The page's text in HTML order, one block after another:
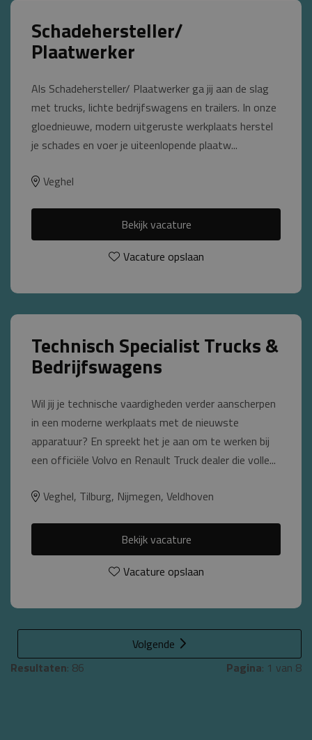
Schadehersteller/
Plaatwerker
Als Schadehersteller/ Plaatwerker ga jij aan de slag
met trucks, lichte bedrijfswagens en trailers. In onze
gloednieuwe, modern uitgeruste werkplaats herstel
je schades en voer je uiteenlopende plaatw...
Veghel
Bekijk vacature
Vacature opslaan
Technisch Specialist Trucks &
Bedrijfswagens
Wil jij je technische vaardigheden verder aanscherpen
in een moderne werkplaats met de nieuwste
apparatuur? En spreekt het je aan om te werken bij
een officiële Volvo en Renault Truck dealer die volle...
Veghel, Tilburg, Nijmegen, Veldhoven
Bekijk vacature
Vacature opslaan
Resultaten: 86 Pagina: 1 van 8
Volgende